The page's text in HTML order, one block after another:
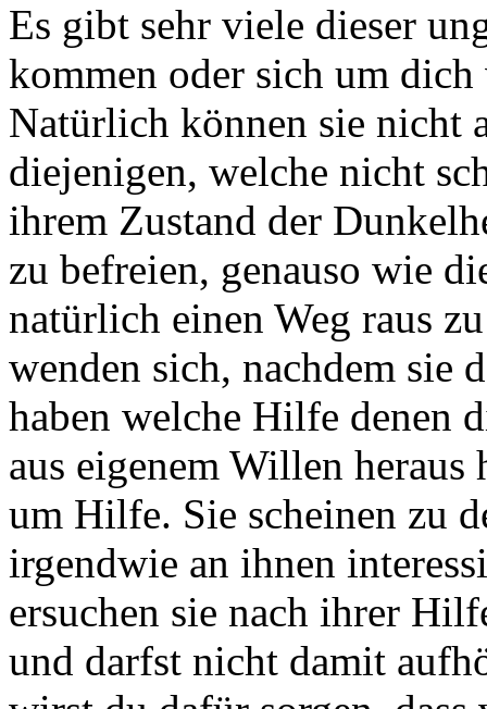
Es gibt sehr viele dieser
kommen oder sich um
Natürlich können sie nicht
diejenigen, welche nicht
ihrem Zustand der
zu befreien, genauso wie
natürlich einen Weg raus
wenden sich, nachdem sie
haben welche Hilfe denen
aus eigenem Willen
um Hilfe. Sie scheinen zu
irgendwie an ihnen
ersuchen sie nach ihrer
und darfst nicht damit